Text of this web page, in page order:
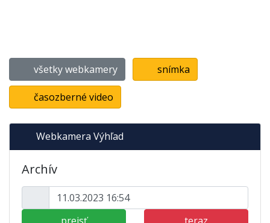
všetky webkamery snímka
časozberné video
Webkamera Výhľad
Archív